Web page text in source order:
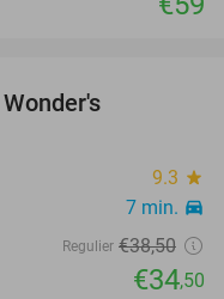
9.3 star
7 min. directions_car
Regulier €38,50
€34,50